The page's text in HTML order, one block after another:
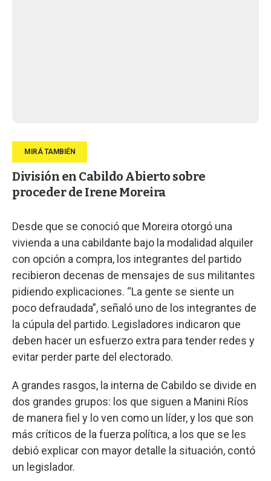
División en Cabildo Abierto sobre
proceder de Irene Moreira
Desde que se conoció que Moreira otorgó una
vivienda a una cabildante bajo la modalidad alquiler
con opción a compra, los integrantes del partido
recibieron decenas de mensajes de sus militantes
pidiendo explicaciones. “La gente se siente un
poco defraudada”, señaló uno de los integrantes de
la cúpula del partido. Legisladores indicaron que
deben hacer un esfuerzo extra para tender redes y
evitar perder parte del electorado.
A grandes rasgos, la interna de Cabildo se divide en
dos grandes grupos: los que siguen a Manini Ríos
de manera fiel y lo ven como un líder, y los que son
más críticos de la fuerza política, a los que se les
debió explicar con mayor detalle la situación, contó
un legislador.